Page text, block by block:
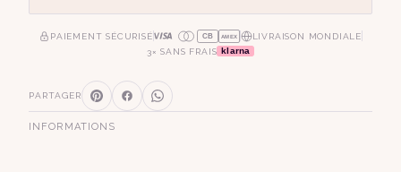
PAIEMENT SÉCURISÉ CB AMEX
LIVRAISON MONDIALE
3× SANS FRAIS klarna
PARTAGER
INFORMATIONS